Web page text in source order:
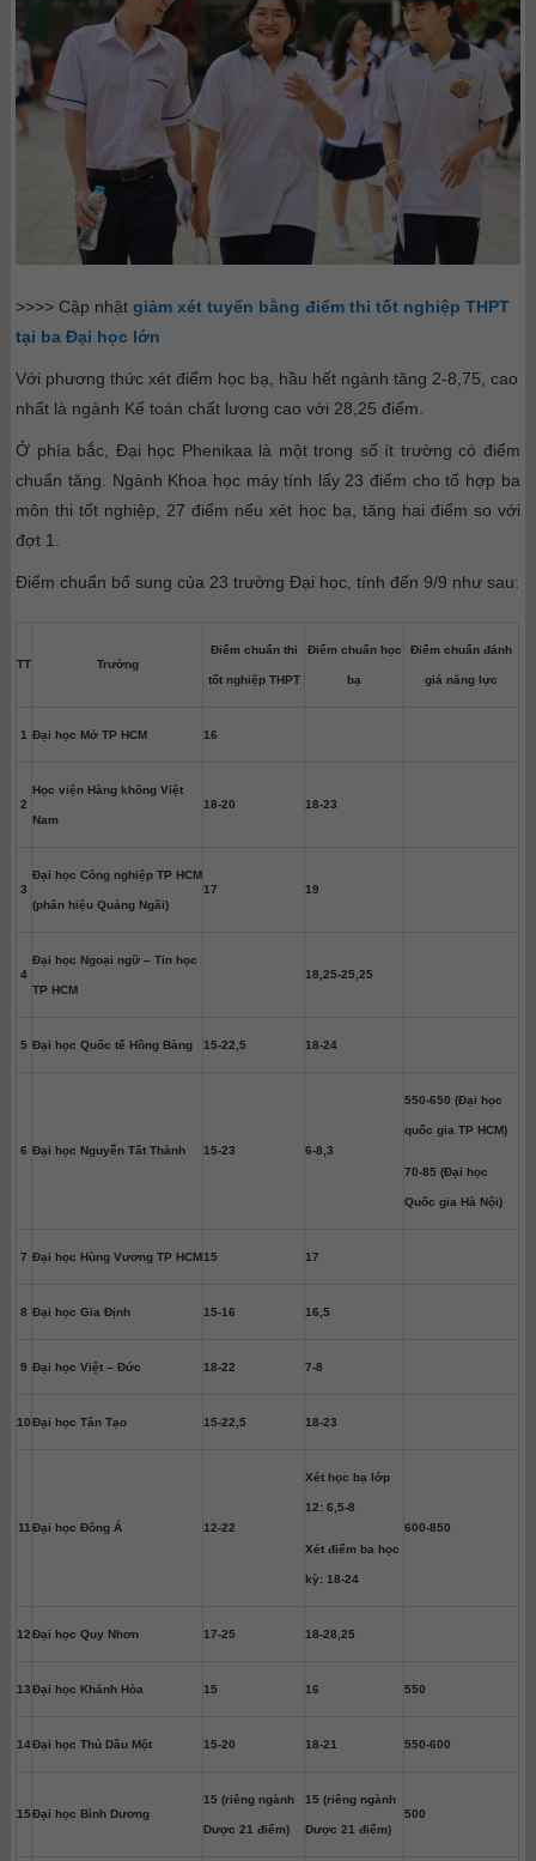
>>>> Cập nhậtgiảm xét tuyển bằng điểm thi tốt nghiệp THPT
tại ba Đại học lớn
Với phương thức xét điểm học bạ, hầu hết ngành tăng 2-8,75, cao
nhất là ngành Kế toán chất lượng cao với 28,25 điểm.
Ở phía bắc, Đại học Phenikaa là một trong số ít trường có điểm
chuẩn tăng. Ngành Khoa học máy tính lấy 23 điểm cho tổ hợp ba
môn thi tốt nghiệp, 27 điểm nếu xét học bạ, tăng hai điểm so với
đợt 1.
Điểm chuẩn bổ sung của 23 trường Đại học, tính đến 9/9 như sau:
TT Trường
Điểm chuẩn thi
tốt nghiệp THPT
Điểm chuẩn học
bạ
Điểm chuẩn đánh
giá năng lực
1 Đại học Mở TP HCM 16
2
Học viện Hàng không Việt
Nam
18-20 18-23
3
Đại học Công nghiệp TP HCM
(phân hiệu Quảng Ngãi)
17 19
4
Đại học Ngoại ngữ – Tin học
TP HCM
18,25-25,25
5 Đại học Quốc tế Hồng Bàng 15-22,5 18-24
6 Đại học Nguyễn Tất Thành 15-23 6-8,3
550-650 (Đại học
quốc gia TP HCM)
70-85 (Đại học
Quốc gia Hà Nội)
7 Đại học Hùng Vương TP HCM15 17
8 Đại học Gia Định 15-16 16,5
9 Đại học Việt – Đức 18-22 7-8
10 Đại học Tân Tạo 15-22,5 18-23
11 Đại học Đông Á 12-22
Xét học bạ lớp
12: 6,5-8
Xét điểm ba học
kỳ: 18-24
600-850
12 Đại học Quy Nhơn 17-25 18-28,25
13 Đại học Khánh Hòa 15 16 550
14Đại học Thủ Dầu Một 15-20 18-21 550-600
15 Đại học Bình Dương
15 (riêng ngành
Dược 21 điểm)
15 (riêng ngành
Dược 21 điểm)
500